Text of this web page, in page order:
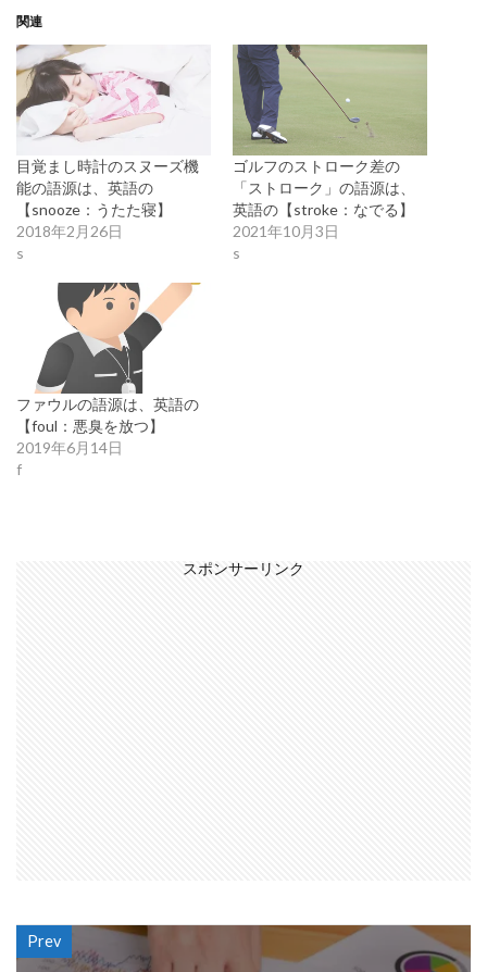
関連
目覚まし時計のスヌーズ機
能の語源は、英語の
【snooze：うたた寝】
2018年2月26日
s
ゴルフのストローク差の
「ストローク」の語源は、
英語の【stroke：なでる】
2021年10月3日
s
ファウルの語源は、英語の
【foul：悪臭を放つ】
2019年6月14日
f
スポンサーリンク
Prev